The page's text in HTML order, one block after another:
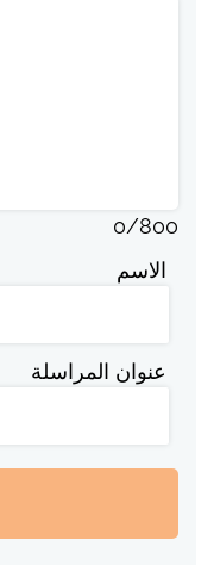
0/800
الاسم
عنوان المراسلة